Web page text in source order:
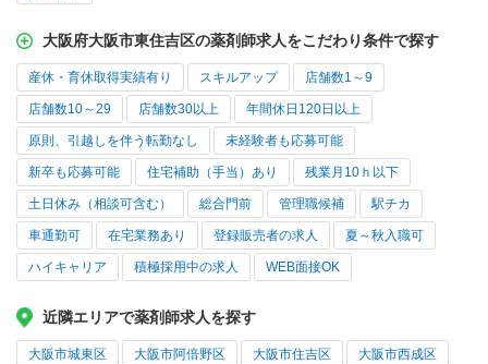
大阪府大阪市東住吉区の薬剤師求人をこだわり条件で探す
産休・育休取得実績有り スキルアップ 店舗数1～9
店舗数10～29 店舗数30以上 年間休日120日以上
原則、引越しを伴う転勤なし 未経験者も応募可能
新卒も応募可能 住宅補助（手当）あり 残業月10ｈ以下
土日休み（相談可含む） 総合門前 管理職候補 駅チカ
車通勤可 在宅業務あり 登録販売者の求人 夏～秋入職可
ハイキャリア 積極採用中の求人 WEB面接OK
近隣エリアで薬剤師求人を探す
大阪市城東区 大阪市阿倍野区 大阪市住吉区 大阪市西成区